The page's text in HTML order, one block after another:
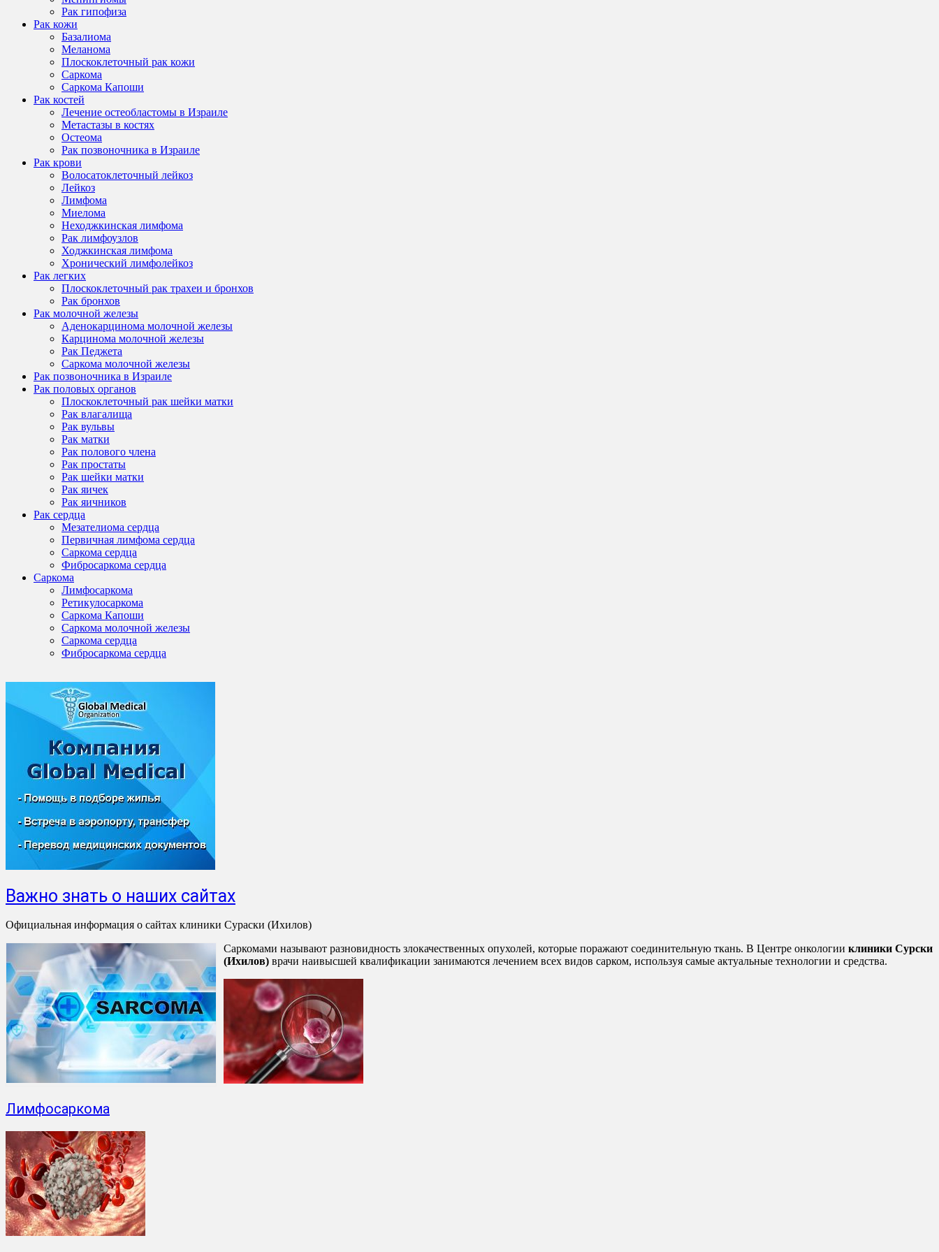
Рак гипофиза
Рак кожи
Базалиома
Меланома
Плоскоклеточный рак кожи
Саркома
Саркома Капоши
Рак костей
Лечение остеобластомы в Израиле
Метастазы в костях
Остеома
Рак позвоночника в Израиле
Рак крови
Волосатоклеточный лейкоз
Лейкоз
Лимфома
Миелома
Неходжкинская лимфома
Рак лимфоузлов
Ходжкинская лимфома
Хронический лимфолейкоз
Рак легких
Плоскоклеточный рак трахеи и бронхов
Рак бронхов
Рак молочной железы
Аденокарцинома молочной железы
Карцинома молочной железы
Рак Педжета
Саркома молочной железы
Рак позвоночника в Израиле
Рак половых органов
Плоскоклеточный рак шейки матки
Рак влагалища
Рак вульвы
Рак матки
Рак полового члена
Рак простаты
Рак шейки матки
Рак яичек
Рак яичников
Рак сердца
Мезателиома сердца
Первичная лимфома сердца
Саркома сердца
Фибросаркома сердца
Саркома
Лимфосаркома
Ретикулосаркома
Саркома Капоши
Саркома молочной железы
Саркома сердца
Фибросаркома сердца
Важно знать о наших сайтах
Официальная информация о сайтах клиники Сураски (Ихилов)
Саркомами называют разновидность злокачественных опухолей, которые поражают соединительную ткань. В Центре онкологии клиники Сурски
(Ихилов) врачи наивысшей квалификации занимаются лечением всех видов сарком, используя самые актуальные технологии и средства.
Лимфосаркома